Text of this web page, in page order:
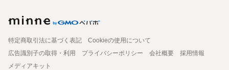
特定商取引法に基づく表記
Cookieの使用について
広告識別子の取得・利用
プライバシーポリシー 会社概要
採用情報
メディアキット